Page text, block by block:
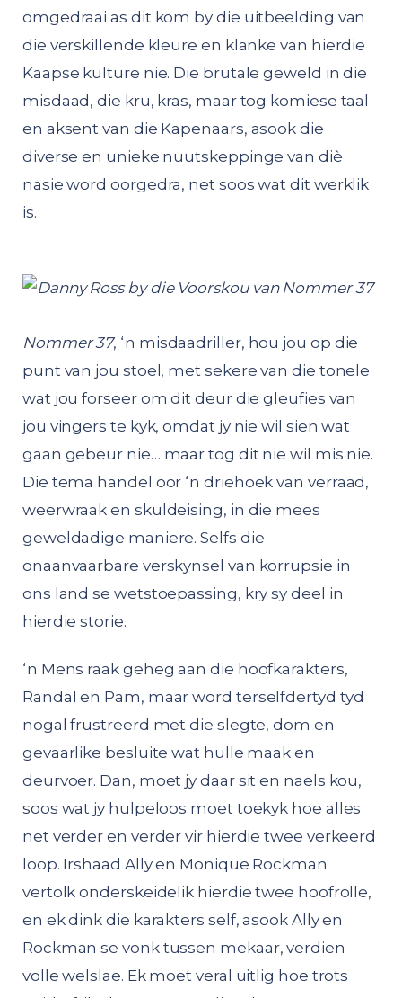
omgedraai as dit kom by die uitbeelding van
die verskillende kleure en klanke van hierdie
Kaapse kulture nie. Die brutale geweld in die
misdaad, die kru, kras, maar tog komiese taal
en aksent van die Kapenaars, asook die
diverse en unieke nuutskeppinge van diè
nasie word oorgedra, net soos wat dit werklik
is.
Nommer 37, ‘n misdaadriller, hou jou op die
punt van jou stoel, met sekere van die tonele
wat jou forseer om dit deur die gleufies van
jou vingers te kyk, omdat jy nie wil sien wat
gaan gebeur nie… maar tog dit nie wil mis nie.
Die tema handel oor ‘n driehoek van verraad,
weerwraak en skuldeising, in die mees
geweldadige maniere. Selfs die
onaanvaarbare verskynsel van korrupsie in
ons land se wetstoepassing, kry sy deel in
hierdie storie.
‘n Mens raak geheg aan die hoofkarakters,
Randal en Pam, maar word terselfdertyd tyd
nogal frustreerd met die slegte, dom en
gevaarlike besluite wat hulle maak en
deurvoer. Dan, moet jy daar sit en naels kou,
soos wat jy hulpeloos moet toekyk hoe alles
net verder en verder vir hierdie twee verkeerd
loop. Irshaad Ally en Monique Rockman
vertolk onderskeidelik hierdie twee hoofrolle,
en ek dink die karakters self, asook Ally en
Rockman se vonk tussen mekaar, verdien
volle welslae. Ek moet veral uitlig hoe trots